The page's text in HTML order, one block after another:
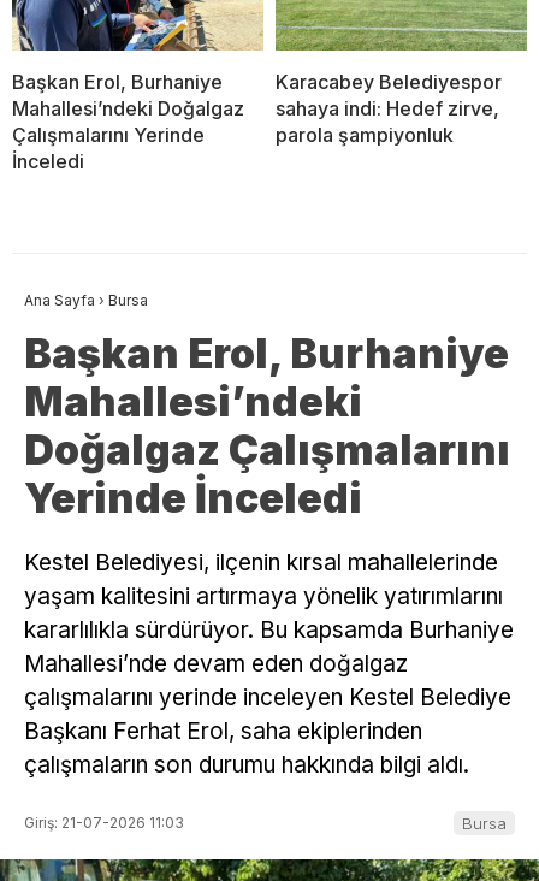
Başkan Erol, Burhaniye
Mahallesi’ndeki Doğalgaz
Çalışmalarını Yerinde
İnceledi
Karacabey Belediyespor
sahaya indi: Hedef zirve,
parola şampiyonluk
Ana Sayfa › Bursa
Başkan Erol, Burhaniye
Mahallesi’ndeki
Doğalgaz Çalışmalarını
Yerinde İnceledi
Kestel Belediyesi, ilçenin kırsal mahallelerinde
yaşam kalitesini artırmaya yönelik yatırımlarını
kararlılıkla sürdürüyor. Bu kapsamda Burhaniye
Mahallesi’nde devam eden doğalgaz
çalışmalarını yerinde inceleyen Kestel Belediye
Başkanı Ferhat Erol, saha ekiplerinden
çalışmaların son durumu hakkında bilgi aldı.
Giriş: 21-07-2026 11:03 Bursa